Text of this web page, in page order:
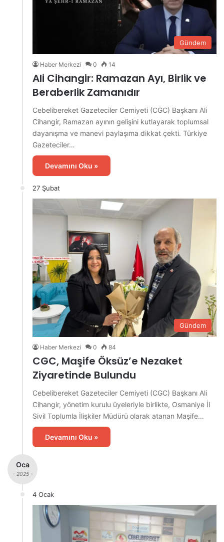
Gündem
Haber Merkezi 0 14
Ali Cihangir: Ramazan Ayı, Birlik ve
Beraberlik Zamanıdır
Cebelibereket Gazeteciler Cemiyeti (CGC) Başkanı Ali
Cihangir, Ramazan ayının gelişini kutlayarak toplumsal
dayanışma ve manevi paylaşıma dikkat çekti. Türkiye
Gazeteciler…
Devamını Oku »
27 Şubat
Gündem
Haber Merkezi 0 84
CGC, Maşife Öksüz’e Nezaket
Ziyaretinde Bulundu
Cebelibereket Gazeteciler Cemiyeti (CGC) Başkanı Ali
Cihangir, yönetim kurulu üyeleriyle birlikte, Osmaniye İl
Sivil Toplumla İlişkiler Müdürü olarak atanan Maşife…
Devamını Oku »
Oca
- 2025 -
4 Ocak